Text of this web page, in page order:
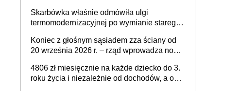
wsparcia dla osób po 60 roku życia
Skarbówka właśnie odmówiła ulgi
termomodernizacyjnej po wymianie starego
Koniec z głośnym sąsiadem zza ściany od
20 września 2026 r. – rząd wprowadza nowe
mieszkańców
4806 zł miesięcznie na każde dziecko do 3.
roku życia i niezależnie od dochodów, a od